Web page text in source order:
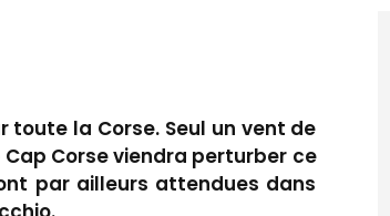
la Corse. Seul un vent de
Corse viendra perturber ce
par ailleurs attendues dans